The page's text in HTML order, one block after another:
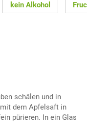
kein Alkohol
schälen und in
dem Apfelsaft in
pürieren. In ein Glas